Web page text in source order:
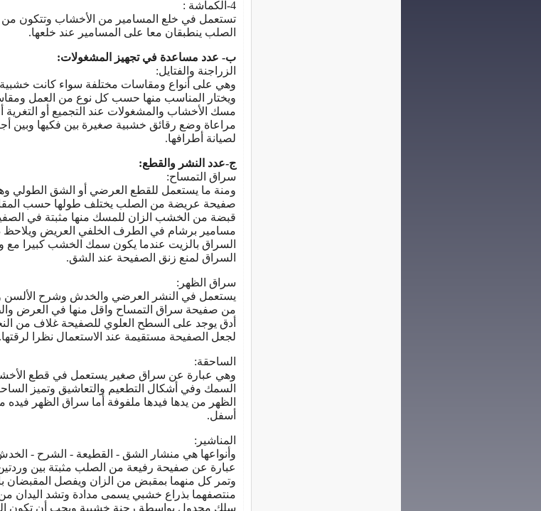
4-الكماشة :
تستعمل في خلع المسامير من الأخشاب وتتكون
الصلب ينطبقان معا على المسامير عند خلعها.
ب- عدد مساعدة في تجهيز المشغولات:
الزراجنة والفتايل:
وهي على أنواع ومقاسات مختلفة سواء كانت خشبية
ويختار المناسب منها حسب كل نوع من العمل
مسك الأخشاب والمشغولات عند التجميع أو التغرية
مراعاة وضع رقائق خشبية صغيرة بين فكيها وبين
لصيانة أطرافها.
ج-عدد النشر والقطع:
سراق التمساح:
ومنة ما يستعمل للقطع العرضي أو الشق الطولي
صفيحة عريضة من الصلب يختلف طولها حسب
قبضة من الخشب الزان للمسك منها مثبتة في
مسامير برشام في الطرف الخلفي العريض
السراق بالزيت عندما يكون سمك الخشب كبيرا مع
السراق لمنع زنق الصفيحة عند الشق.
سراق الظهر:
يستعمل في النشر العرضي والخدش وشرح الألسن
من صفيحة سراق التمساح واقل منها في العرض
أدق يوجد على السطح العلوي للصفيحة غلاف من
لجعل الصفيحة مستقيمة عند الاستعمال نظرا لرقتها.
الساحقة:
وهي عبارة عن سراق صغير يستعمل في قطع
السمك وفي أشكال التطعيم والتعاشيق وتميز
الظهر من يدها فيدها ملفوفة أما سراق الظهر فيده
أسفل.
المناشير:
وأنواعها هي منشار الشق - القطيعة - الشرح -
عبارة عن صفيحة رفيعة من الصلب مثبتة بين
وتمر كل منهما بمقبض من الزان ويفصل المقبضان
منتصفهما بذراع خشبي يسمى مدادة وتشد اليدان من
سلك مجدول بواسطة رجنة خشبية ويجب أن تكون